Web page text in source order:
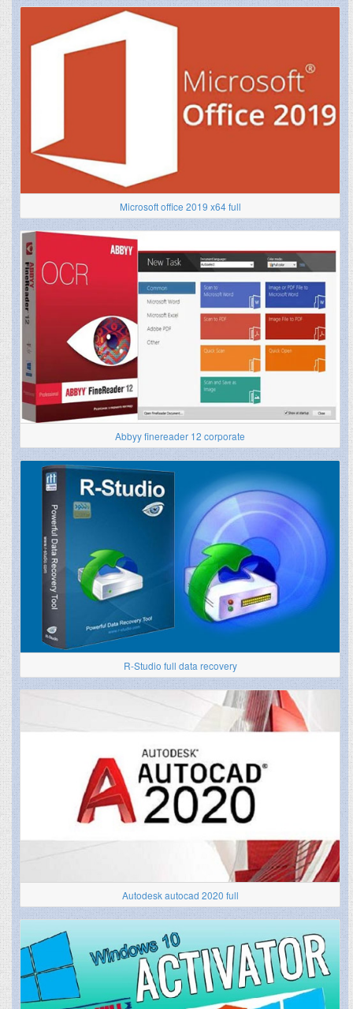
Microsoft office 2019 x64 full
Abbyy finereader 12 corporate
R-Studio full data recovery
Autodesk autocad 2020 full